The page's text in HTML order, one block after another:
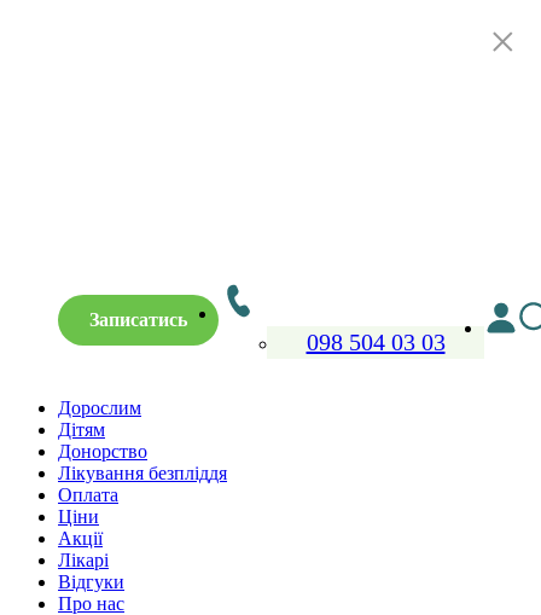
Записатись
098 504 03 03
Дорослим
Дітям
Донорство
Лікування безпліддя
Оплата
Ціни
Акції
Лікарі
Відгуки
Про нас
×